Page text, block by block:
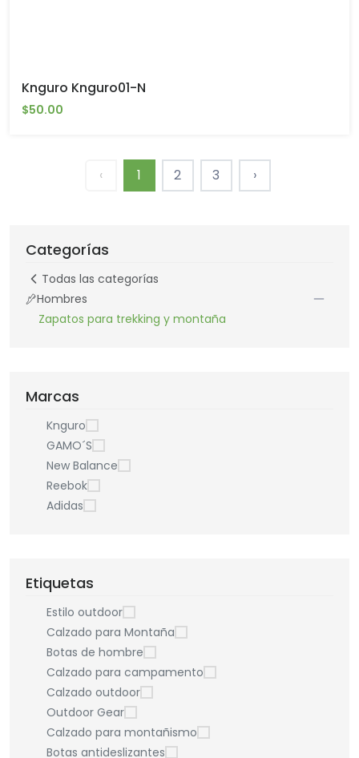
Knguro Knguro01-N
$50.00
‹ 1 2 3 ›
Categorías
Todas las categorías
Hombres
Zapatos para trekking y montaña
Marcas
Knguro
GAMO´S
New Balance
Reebok
Adidas
Etiquetas
Estilo outdoor
Calzado para Montaña
Botas de hombre
Calzado para campamento
Calzado outdoor
Outdoor Gear
Calzado para montañismo
Botas antideslizantes